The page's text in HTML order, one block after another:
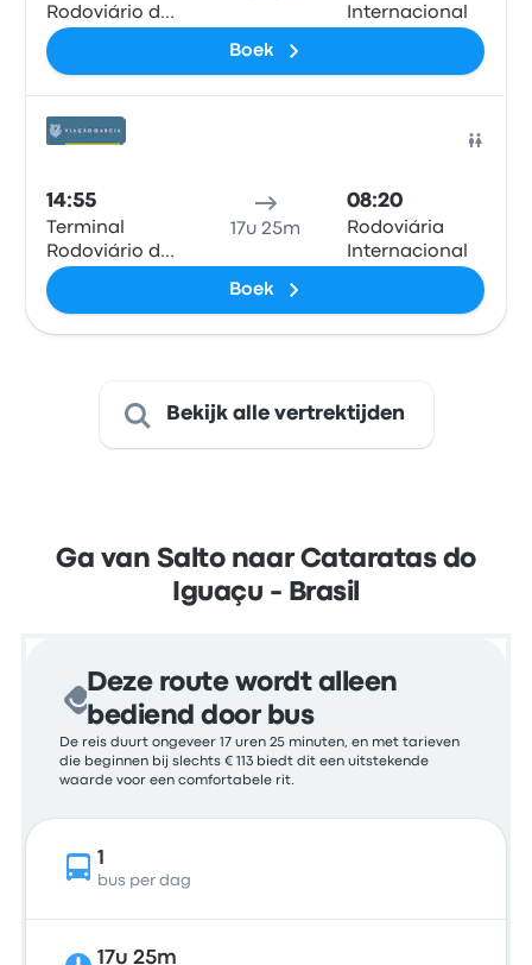
Rodoviário de
Salto
Internacional
Boek
14:55
Terminal
Rodoviário de
Salto
17u 25m
08:20
Rodoviária
Internacional
Boek
Bekijk alle vertrektijden
Ga van Salto naar Cataratas do
Iguaçu - Brasil
Deze route wordt alleen
bediend door bus
De reis duurt ongeveer 17 uren 25 minuten, en met tarieven
die beginnen bij slechts € 113 biedt dit een uitstekende
waarde voor een comfortabele rit.
1
bus per dag
17u 25m